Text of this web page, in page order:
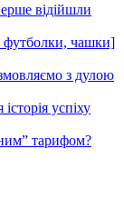
відійшли
футболки, чашки]
з дулою
успіху
тарифом?